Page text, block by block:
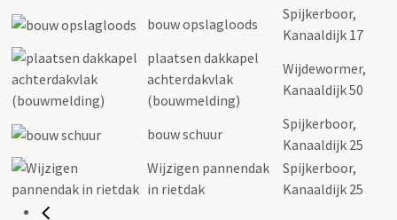
bouw opslagloods
Spijkerboor,
Kanaaldijk 17
plaatsen dakkapel
achterdakvlak
(bouwmelding)
Wijdewormer,
Kanaaldijk 50
bouw schuur
Spijkerboor,
Kanaaldijk 25
Wijzigen pannendak
in rietdak
Spijkerboor,
Kanaaldijk 25